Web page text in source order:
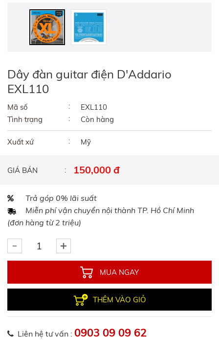
Dây đàn guitar điện D'Addario
EXL110
Mã số
EXL110
Tình trạng
Còn hàng
Xuất xứ Mỹ
GIÁ BÁN 150,000 đ
Trả góp 0% lãi suất
Miễn phí vận chuyển nội thành TP. Hồ Chí Minh
(đơn hàng từ 2 triệu)
MUA NGAY
THÊM VÀO GIỎ
Liên hệ tư vấn : 0903 09 09 62